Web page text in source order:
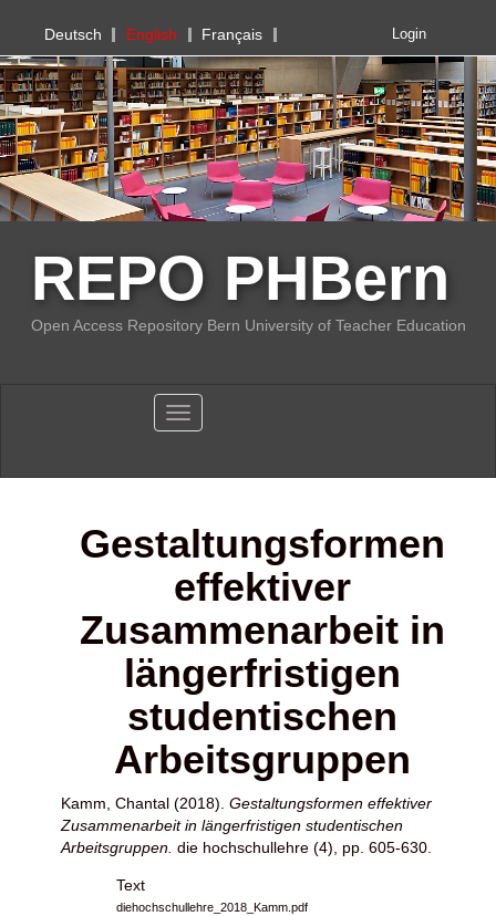
PHBern
Deutsch English Français Login
REPO PHBern
Open Access Repository Bern University of Teacher Education
Toggle navigation
Gestaltungsformen
effektiver
Zusammenarbeit in
längerfristigen
studentischen
Arbeitsgruppen
Kamm, Chantal (2018). Gestaltungsformen effektiver
Zusammenarbeit in längerfristigen studentischen
Arbeitsgruppen. die hochschullehre (4), pp. 605-630.
Text
diehochschullehre_2018_Kamm.pdf